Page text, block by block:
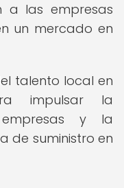
a las empresas
un mercado en
talento local en
impulsar la
y la
de suministro en